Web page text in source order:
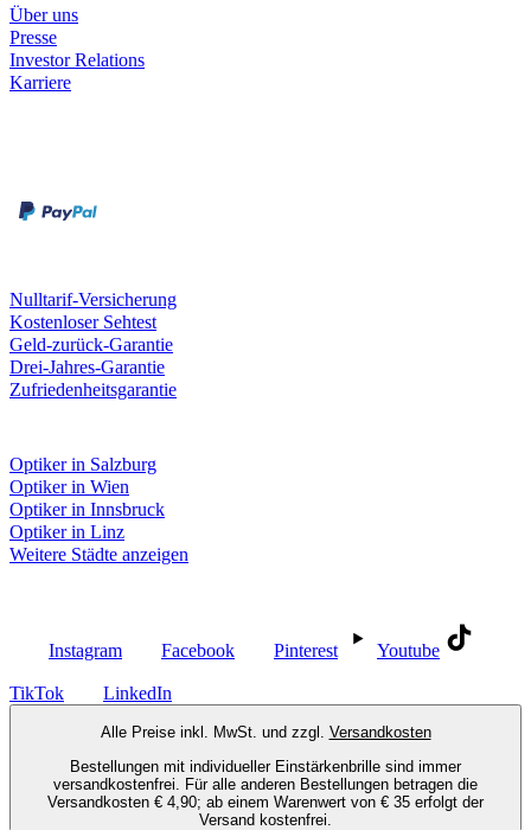
Über uns
Presse
Investor Relations
Karriere
Nulltarif-Versicherung
Kostenloser Sehtest
Geld-zurück-Garantie
Drei-Jahres-Garantie
Zufriedenheitsgarantie
Optiker in Salzburg
Optiker in Wien
Optiker in Innsbruck
Optiker in Linz
Weitere Städte anzeigen
Instagram Facebook Pinterest Youtube
TikTok LinkedIn
Alle Preise inkl. MwSt. und zzgl. Versandkosten
Bestellungen mit individueller Einstärkenbrille sind immer
versandkostenfrei. Für alle anderen Bestellungen betragen die
Versandkosten € 4,90; ab einem Warenwert von € 35 erfolgt der
Versand kostenfrei.